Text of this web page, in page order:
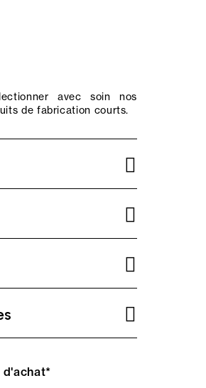
avec soin nos
de fabrication courts.